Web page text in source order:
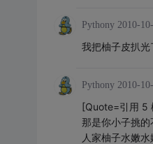
Pythony 2010-
我把柚子皮扒光
Pythony 2010-
[Quote=引用 5
那是你小子挑的
人家柚子水嫩